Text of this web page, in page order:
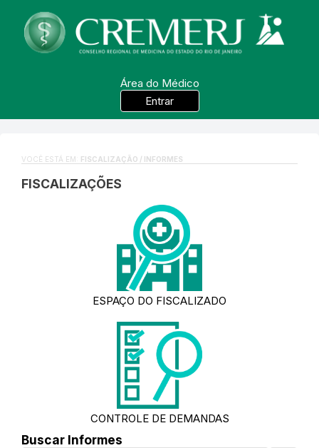
Área do Médico
Entrar
VOCÊ ESTÁ EM: FISCALIZAÇÃO / INFORMES
FISCALIZAÇÕES
ESPAÇO DO FISCALIZADO
CONTROLE DE DEMANDAS
Buscar Informes